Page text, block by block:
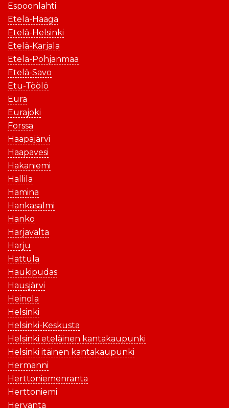
Espoonlahti
Etelä-Haaga
Etelä-Helsinki
Etelä-Karjala
Etelä-Pohjanmaa
Etelä-Savo
Etu-Töölö
Eura
Eurajoki
Forssa
Haapajärvi
Haapavesi
Hakaniemi
Hallila
Hamina
Hankasalmi
Hanko
Harjavalta
Harju
Hattula
Haukipudas
Hausjärvi
Heinola
Helsinki
Helsinki-Keskusta
Helsinki eteläinen kantakaupunki
Helsinki itäinen kantakaupunki
Hermanni
Herttoniemenranta
Herttoniemi
Hervanta